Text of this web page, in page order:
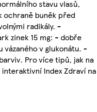
stavu vlasů,
ochraně buněk před
radikály. -
zinek 15 mg: - dobře
v glukonátu. -
Pro více tipů, jak na
Index Zdraví na